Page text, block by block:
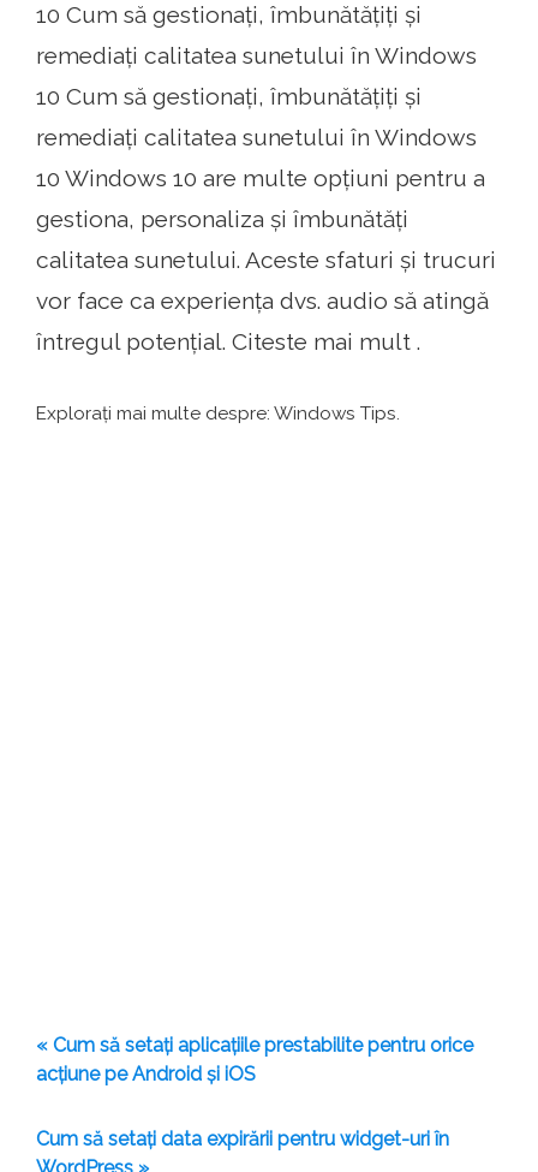
10 Cum să gestionați, îmbunătățiți și
remediați calitatea sunetului în Windows
10 Cum să gestionați, îmbunătățiți și
remediați calitatea sunetului în Windows
10 Windows 10 are multe opțiuni pentru a
gestiona, personaliza și îmbunătăți
calitatea sunetului. Aceste sfaturi și trucuri
vor face ca experiența dvs. audio să atingă
întregul potențial. Citeste mai mult .
Explorați mai multe despre: Windows Tips.
« Cum să setați aplicațiile prestabilite pentru orice
acțiune pe Android și iOS
Cum să setați data expirării pentru widget-uri în